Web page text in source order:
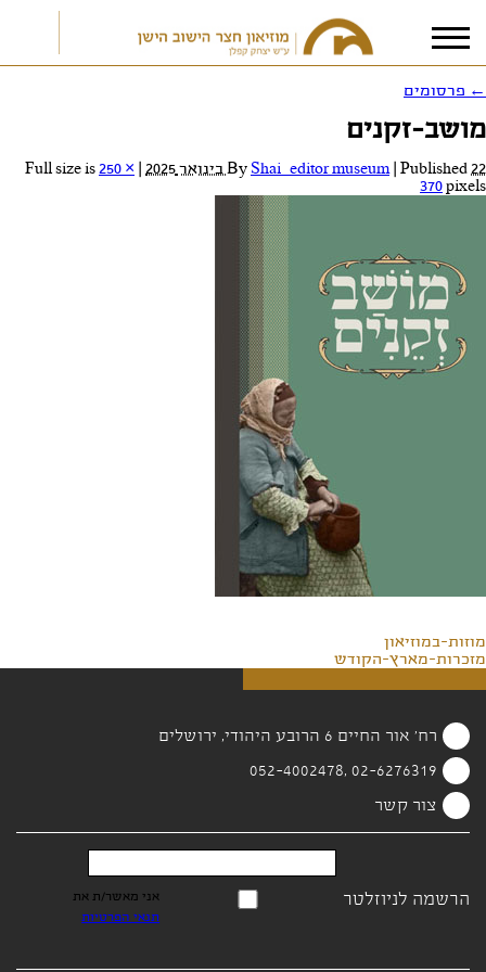
אני מאשר/ת את
← פרסומים
מושב-זקנים
By Shai_editor museum Published22 בינואר 2025
250 ×
370pixels
מוזות-במוזיאון
מזכרות-מארץ-הקודש
רח' אור החיים 6 הרובע היהודי, ירושלים
02-6276319 ,052-4002478
צור קשר
הרשמה לניוזלטר
אני מאשר/ת את
תנאי הפרטיות